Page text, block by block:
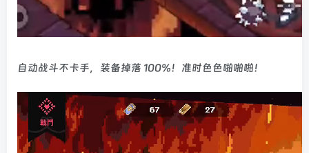
自动战斗不卡手，装备掉落 100%！准时色色啪啪啪！